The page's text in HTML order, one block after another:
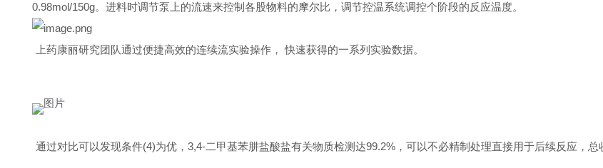
0.98mol/150g。进料时调节泵上的流速来控制各股物料的摩尔比，调节控温系统调控个阶段的反应温度。
上药康丽研究团队通过便捷高效的连续流实验操作， 快速获得的一系列实验数据。
通过对比可以发现条件(4)为优，3,4-二甲基苯肼盐酸盐有关物质检测达99.2%，可以不必精制处理直接用于后续反应，总